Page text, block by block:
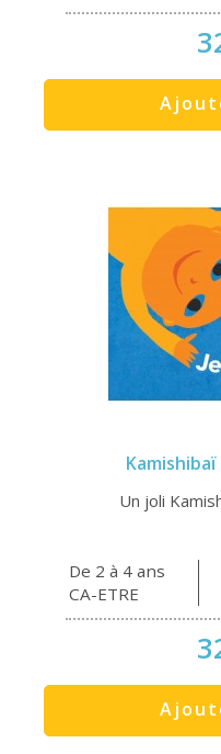
Un joli
De 2 à 4 ans
CA-ETRE